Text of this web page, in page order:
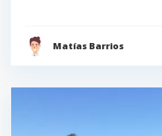
Matías Barrios